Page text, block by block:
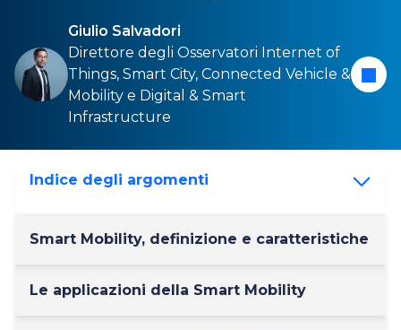
Giulio Salvadori
Direttore degli Osservatori Internet of
Things, Smart City, Connected Vehicle &
Mobility e Digital & Smart
Infrastructure
Indice degli argomenti
Smart Mobility, definizione e caratteristiche
Le applicazioni della Smart Mobility